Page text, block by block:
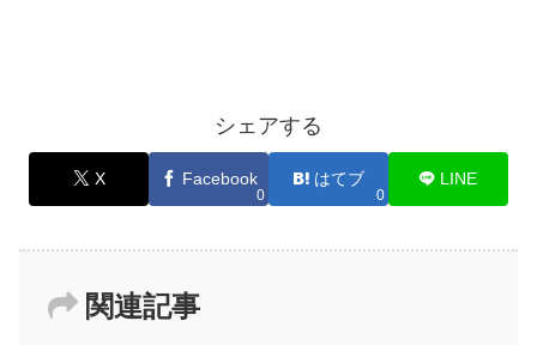
シェアする
X Facebook
0
はてブ
0
LINE
関連記事